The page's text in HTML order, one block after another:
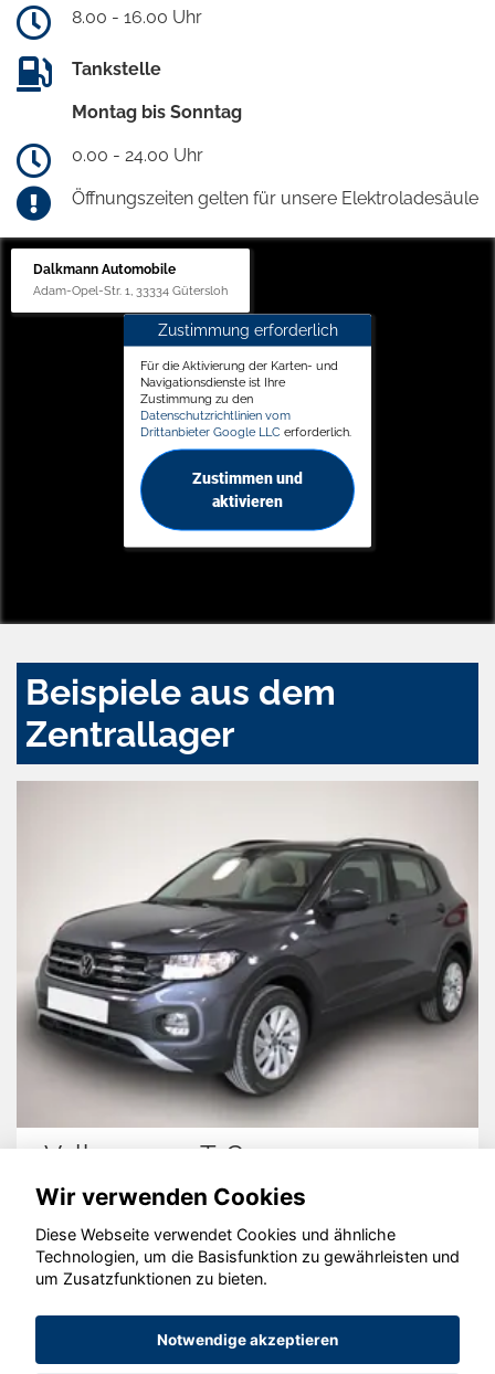
8.00 - 16.00 Uhr
Tankstelle
Montag bis Sonntag
0.00 - 24.00 Uhr
Öffnungszeiten gelten für unsere Elektroladesäule
Dalkmann Automobile
Adam-Opel-Str. 1, 33334 Gütersloh
Zustimmung erforderlich
Für die Aktivierung der Karten- und
Navigationsdienste ist Ihre
Zustimmung zu den
Datenschutzrichtlinien vom
Drittanbieter Google LLC erforderlich.
Zustimmen und
aktivieren
Beispiele aus dem
Zentrallager
Audi Q2
© konjunkturmotor.de GmbH 2020 - 2026
Wir verwenden Cookies
Diese Webseite verwendet Cookies und ähnliche
Technologien, um die Basisfunktion zu gewährleisten und
um Zusatzfunktionen zu bieten.
Notwendige akzeptieren